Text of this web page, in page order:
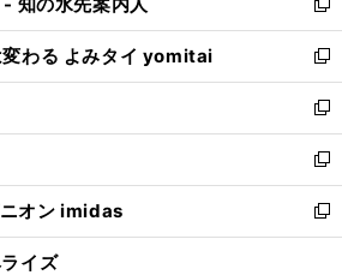
ド
ウ
で
開
く
ィ
ン
ド
ウ
で
開
く
い
ウ
ィ
ン
ド
ウ
で
開
く
新
し
い
ウ
ィ
ン
ド
ウ
で
開
わる よみタイ yomitai
新
し
い
ウ
ィ
ン
ド
ウ
新
し
い
ウ
ィ
ン
新
し
い
ウ
オン imidas
新
し
イズ